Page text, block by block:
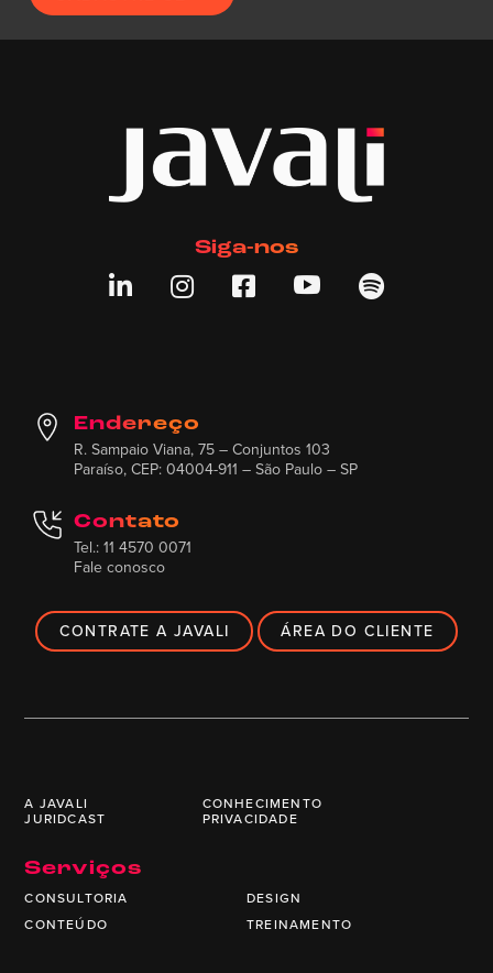
Siga-nos
    
Endereço
R. Sampaio Viana, 75 – Conjuntos 103
Paraíso, CEP: 04004-911 – São Paulo – SP
Contato
Tel.: 11 4570 0071
Fale conosco
CONTRATE A JAVALI ÁREA DO CLIENTE
A JAVALI CONHECIMENTO
JURIDCAST PRIVACIDADE
Serviços
CONSULTORIA
DESIGN
CONTEÚDO
TREINAMENTO